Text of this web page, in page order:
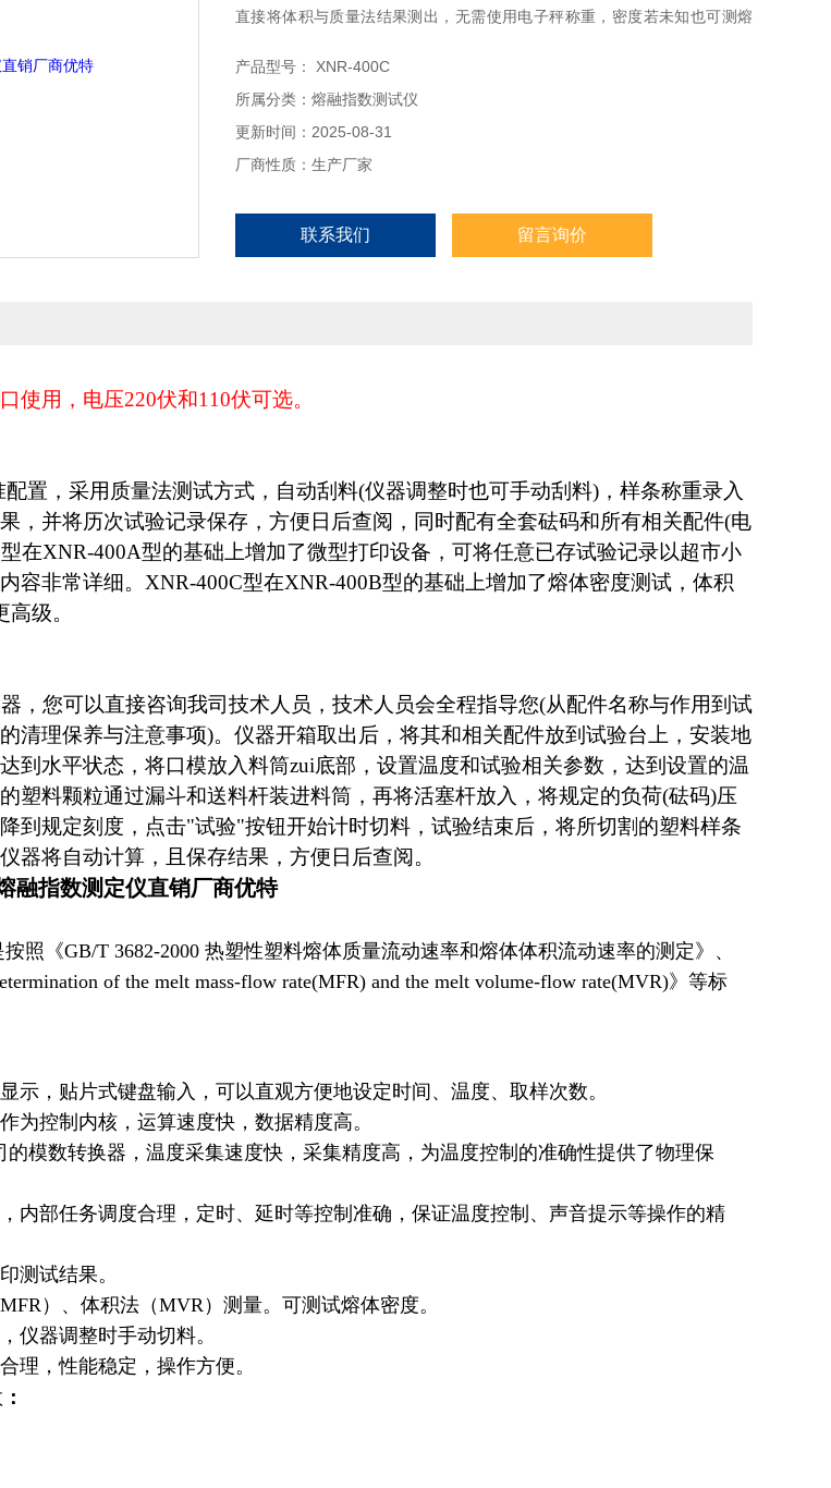
直接将体积与质量法结果测出，无需使用电子秤称重，密度若未知也可测熔
产品型号： XNR-400C
所属分类：熔融指数测试仪
更新时间：2025-08-31
厂商性质：生产厂家
联系我们 留言询价
使用，电压220伏和110伏可选。
置，采用质量法测试方式，自动刮料(仪器调整时也可手动刮料)，样条称重录入
，并将历次试验记录保存，方便日后查阅，同时配有全套砝码和所有相关配件(电
在XNR-400A型的基础上增加了微型打印设备，可将任意已存试验记录以超市小
容非常详细。XNR-400C型在XNR-400B型的基础上增加了熔体密度测试，体积
级。
，您可以直接咨询我司技术人员，技术人员会全程指导您(从配件名称与作用到试
清理保养与注意事项)。仪器开箱取出后，将其和相关配件放到试验台上，安装地
到水平状态，将口模放入料筒zui底部，设置温度和试验相关参数，达到设置的温
塑料颗粒通过漏斗和送料杆装进料筒，再将活塞杆放入，将规定的负荷(砝码)压
到规定刻度，点击"试验"按钮开始计时切料，试验结束后，将所切割的塑料样条
器将自动计算，且保存结果，方便日后查阅。
融指数测定仪直销厂商优特
按照《GB/T 3682-2000 热塑性塑料熔体质量流动速率和熔体体积流动速率的测定》、
of the melt mass-flow rate(MFR) and the melt volume-flow rate(MVR)》等标
示，贴片式键盘输入，可以直观方便地设定时间、温度、取样次数。
为控制内核，运算速度快，数据精度高。
模数转换器，温度采集速度快，采集精度高，为温度控制的准确性提供了物理保
内部任务调度合理，定时、延时等控制准确，保证温度控制、声音提示等操作的精
测试结果。
）、体积法（MVR）测量。可测试熔体密度。
仪器调整时手动切料。
理，性能稳定，操作方便。
：